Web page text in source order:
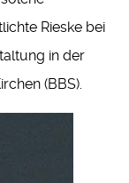
Rieske bei
in der
(BBS).